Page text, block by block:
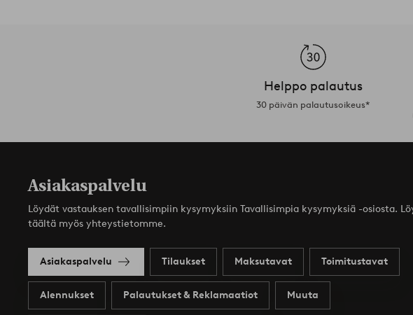
Helppo palautus
30 päivän palautusoikeus*
Asiakaspalvelu
Löydät vastauksen tavallisimpiin kysymyksiin Tavallisimpia kysymyksiä -osiosta.
täältä myös yhteystietomme.
Asiakaspalvelu Tilaukset Maksutavat Toimitustavat
Alennukset Palautukset & Reklamaatiot Muuta